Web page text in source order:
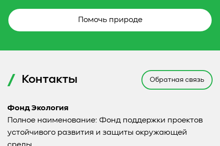
Помочь природе
Контакты Обратная связь
Фонд Экология
Полное наименование: Фонд поддержки проектов
устойчивого развития и защиты окружающей